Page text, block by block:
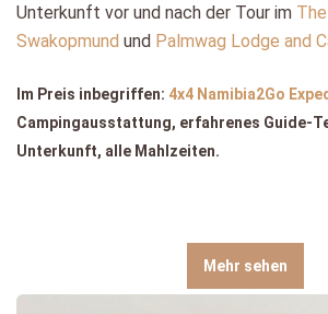
Unterkunft vor und nach der Tour im
Swakopmund und Palmwag Lodge and
Im Preis inbegriffen: 4x4 Namibia2Go
Campingausstattung, erfahrenes Guide-
Unterkunft, alle Mahlzeiten.
Mehr sehen